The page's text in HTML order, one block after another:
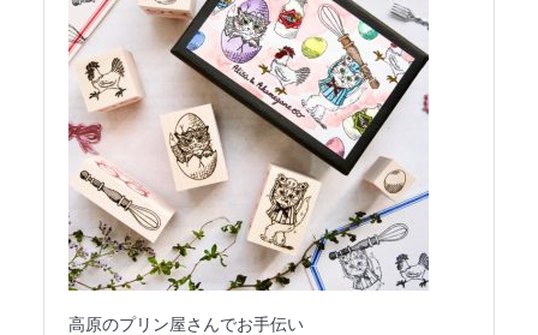
高原のプリン屋さんでお手伝い